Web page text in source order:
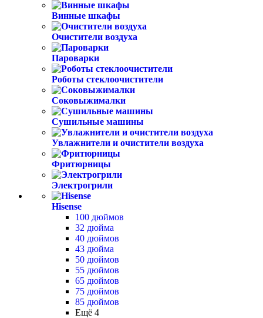
Винные шкафы
Очистители воздуха
Пароварки
Роботы стеклоочистители
Соковыжималки
Сушильные машины
Увлажнители и очистители воздуха
Фритюрницы
Электрогрили
Hisense
100 дюймов
32 дюйма
40 дюймов
43 дюйма
50 дюймов
55 дюймов
65 дюймов
75 дюймов
85 дюймов
Ещё 4